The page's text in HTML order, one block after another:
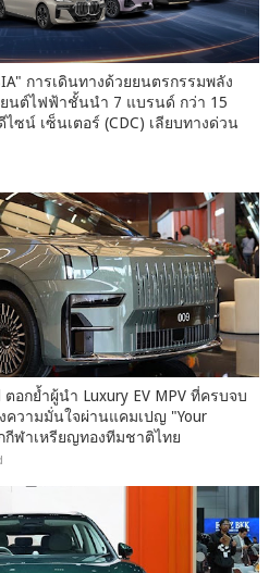
การเดินทางด้วยยนตรกรรมพลัง
นต์ไฟฟ้าชั้นนำ 7 แบรนด์ กว่า 15
ซน์ เซ็นเตอร์ (CDC) เลียบทางด่วน
อกย้ำผู้นำ Luxury EV MPV ที่ครบจบ
วามมั่นใจผ่านแคมเปญ "Your
กีฬาเหรียญทองทีมชาติไทย